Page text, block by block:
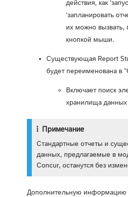
действия, как
‘запланировать
их можно вызвать,
кнопкой мыши.
Существующая Report
будет переименована в
Включает поиск
хранилища
Примечание
Стандартные отчеты и
данных, предлагаемые в
Concur, останутся без
Дополнительную информацию